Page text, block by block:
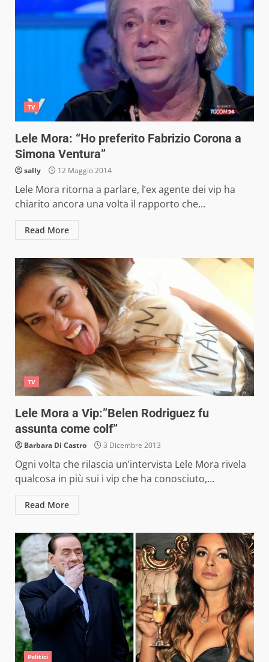
TV
Lele Mora: “Ho preferito Fabrizio Corona a
Simona Ventura”
sally 12 Maggio 2014
Lele Mora ritorna a parlare, l’ex agente dei vip ha
chiarito ancora una volta il rapporto che...
Read More
TV
Lele Mora a Vip:”Belen Rodriguez fu
assunta come colf”
Barbara Di Castro 3 Dicembre 2013
Ogni volta che rilascia un’intervista Lele Mora rivela
qualcosa in più sui i vip che ha conosciuto,...
Read More
Politici